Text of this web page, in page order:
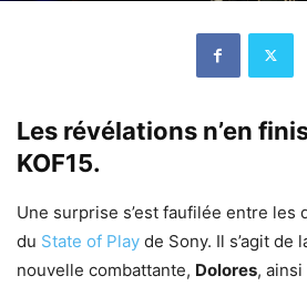
Les révélations n’en
KOF15.
Une surprise s’est faufilée entre les
du State of Play de Sony. Il s’agit de
nouvelle combattante, Dolores, ainsi